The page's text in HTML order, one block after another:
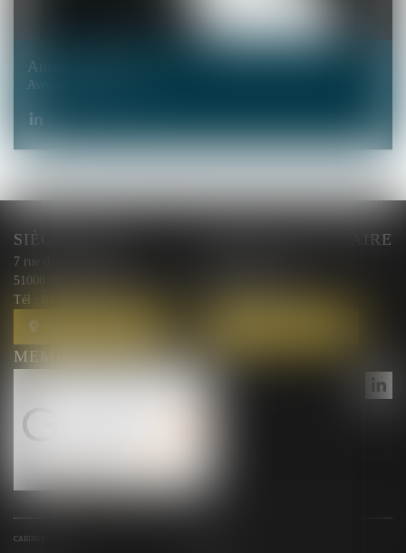
Aurore
Avocate Associée
SIÈGE SOCIAL
7 rue de l'Arquebuse
51000 Chalons en Champagne
Tél :
BUREAU SECONDAIRE
MEMBRE DU RÉSEAU GESICA
CABINET